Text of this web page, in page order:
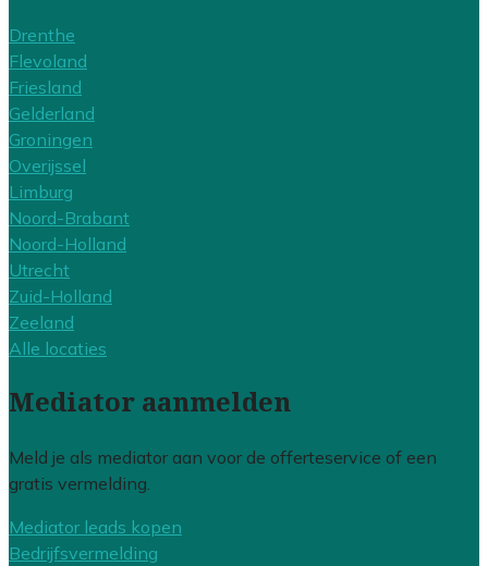
Drenthe
Flevoland
Friesland
Gelderland
Groningen
Overijssel
Limburg
Noord-Brabant
Noord-Holland
Utrecht
Zuid-Holland
Zeeland
Alle locaties
Mediator aanmelden
Meld je als mediator aan voor de offerteservice of een
gratis vermelding.
Mediator leads kopen
Bedrijfsvermelding